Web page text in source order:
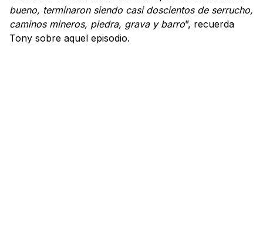
bueno, terminaron siendo casi doscientos de serrucho,
caminos mineros, piedra, grava y barro”, recuerda
Tony sobre aquel episodio.